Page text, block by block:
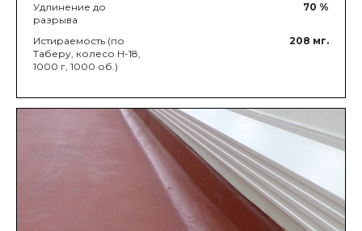
Удлинение до
разрыва
70 %
Истираемость (по
Таберу, колесо Н-18,
1000 г, 1000 об.)
208 мг.